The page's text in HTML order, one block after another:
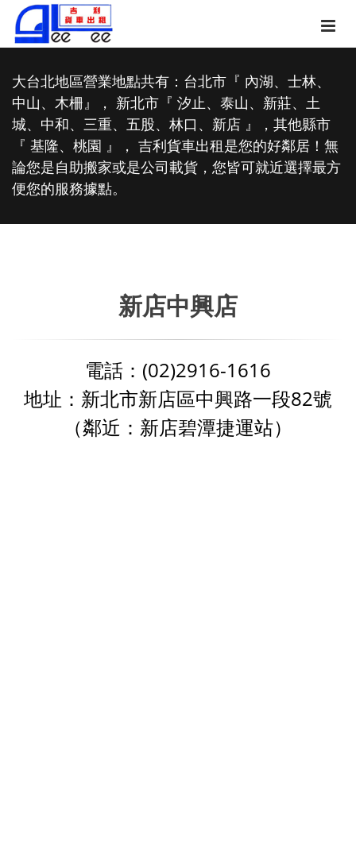
大台北地區營業地點共有：台北市『 內湖、士林、
中山、木柵』， 新北市『 汐止、泰山、新莊、土
城、中和、三重、五股、林口、新店 』，其他縣市
『 基隆、桃園 』， 吉利貨車出租是您的好鄰居！無
論您是自助搬家或是公司載貨，您皆可就近選擇最方
便您的服務據點。
新店中興店
電話：(02)2916-1616
地址：新北市新店區中興路一段82號
（鄰近：新店碧潭捷運站）